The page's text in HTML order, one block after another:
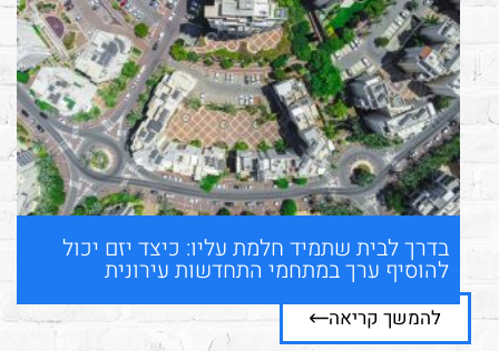
בדרך לבית שתמיד חלמת עליו: כיצד יזם יכול
להוסיף ערך במתחמי התחדשות עירונית
להמשך קריאה